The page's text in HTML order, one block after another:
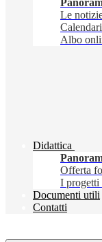
Le
Albo
Didattica
Offerta
I progetti
Documenti utili
Contatti